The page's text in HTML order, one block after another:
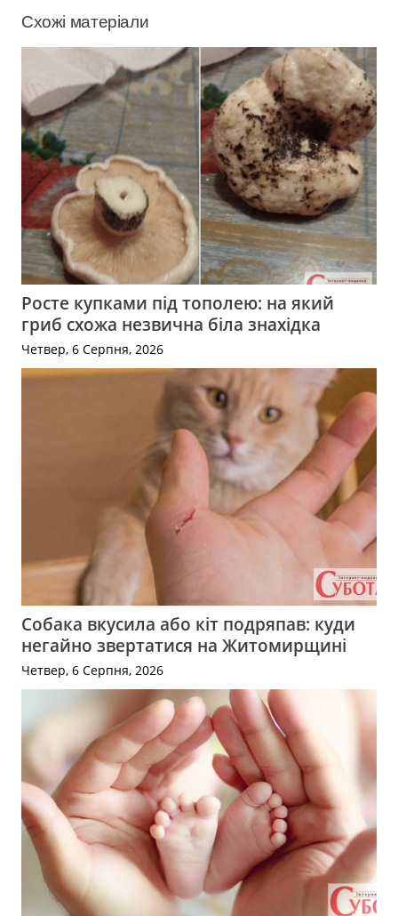
Схожі матеріали
Росте купками під тополею: на який
гриб схожа незвична біла знахідка
Четвер, 6 Серпня, 2026
Собака вкусила або кіт подряпав: куди
негайно звертатися на Житомирщині
Четвер, 6 Серпня, 2026